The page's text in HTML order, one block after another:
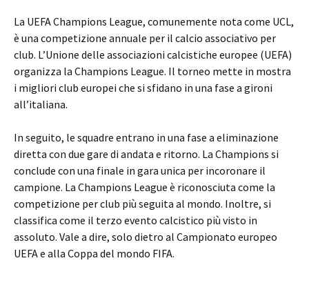
La UEFA Champions League, comunemente nota come UCL,
è una competizione annuale per il calcio associativo per
club. L’Unione delle associazioni calcistiche europee (UEFA)
organizza la Champions League. Il torneo mette in mostra
i migliori club europei che si sfidano in una fase a gironi
all’italiana.
In seguito, le squadre entrano in una fase a eliminazione
diretta con due gare di andata e ritorno. La Champions si
conclude con una finale in gara unica per incoronare il
campione. La Champions League è riconosciuta come la
competizione per club più seguita al mondo. Inoltre, si
classifica come il terzo evento calcistico più visto in
assoluto. Vale a dire, solo dietro al Campionato europeo
UEFA e alla Coppa del mondo FIFA.